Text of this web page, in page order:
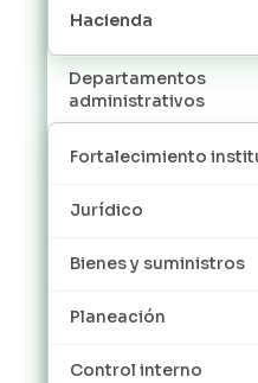
Hacienda
Departamentos
administrativos
Fortalecimiento
Jurídico
Bienes y suministros
Planeación
Control interno